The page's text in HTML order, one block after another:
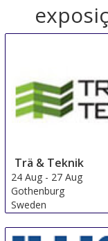
Trä & Teknik
24 Aug - 27 Aug
Gothenburg
Sweden